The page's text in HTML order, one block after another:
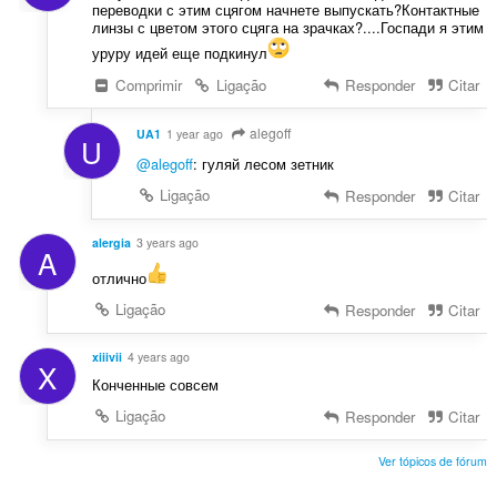
переводки с этим сцягом начнете выпускать?Контактные
линзы с цветом этого сцяга на зрачках?....Госпади я этим
уруру идей еще подкинул
Comprimir
Ligação Responder Citar
U UA1 1 year ago alegoff
@alegoff: гуляй лесом зетник
Ligação
Responder Citar
A alergia 3 years ago
отлично
Ligação
Responder Citar
X xiiivii 4 years ago
Конченные совсем
Ligação
Responder Citar
Ver tópicos de fórum